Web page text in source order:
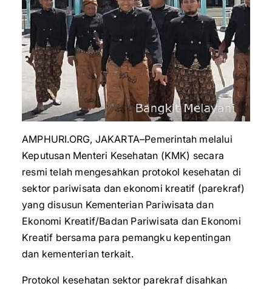
AMPHURI.ORG, JAKARTA–Pemerintah melalui
Keputusan Menteri Kesehatan (KMK) secara
resmi telah mengesahkan protokol kesehatan di
sektor pariwisata dan ekonomi kreatif (parekraf)
yang disusun Kementerian Pariwisata dan
Ekonomi Kreatif/Badan Pariwisata dan Ekonomi
Kreatif bersama para pemangku kepentingan
dan kementerian terkait.
Protokol kesehatan sektor parekraf disahkan